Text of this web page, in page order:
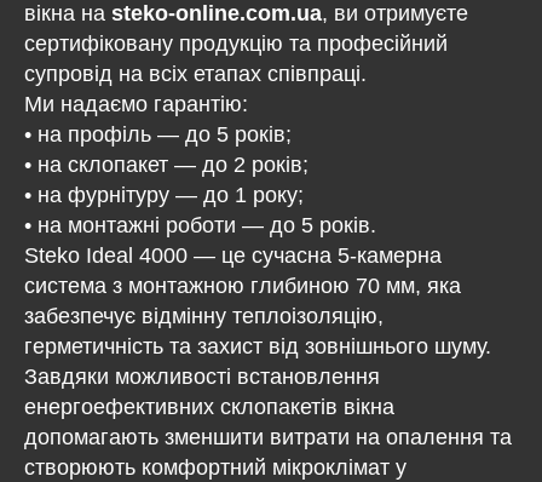
вікна на steko-online.com.ua, ви отримуєте
сертифіковану продукцію та професійний
супровід на всіх етапах співпраці.
Ми надаємо гарантію:
• на профіль — до 5 років;
• на склопакет — до 2 років;
• на фурнітуру — до 1 року;
• на монтажні роботи — до 5 років.
Steko Ideal 4000 — це сучасна 5-камерна
система з монтажною глибиною 70 мм, яка
забезпечує відмінну теплоізоляцію,
герметичність та захист від зовнішнього шуму.
Завдяки можливості встановлення
енергоефективних склопакетів вікна
допомагають зменшити витрати на опалення та
створюють комфортний мікроклімат у